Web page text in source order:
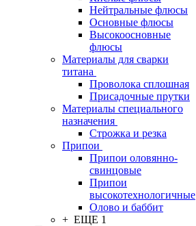
Нейтральные флюсы
Основные флюсы
Высокоосновные
флюсы
Материалы для сварки
титана
Проволока сплошная
Присадочные прутки
Материалы специального
назначения
Строжка и резка
Припои
Припои оловянно-
свинцовые
Припои
высокотехнологичные
Олово и баббит
+ ЕЩЕ 1